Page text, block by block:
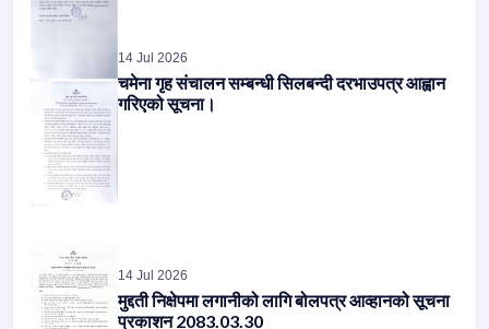
14 Jul 2026
चमेना गृह संचालन सम्बन्धी सिलबन्दी दरभाउपत्र आह्वान
गरिएको सूचना।
14 Jul 2026
मुद्दती निक्षेपमा लगानीको लागि बोलपत्र आव्हानको सूचना
प्रकाशन 2083.03.30